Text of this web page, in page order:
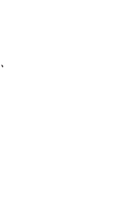
、